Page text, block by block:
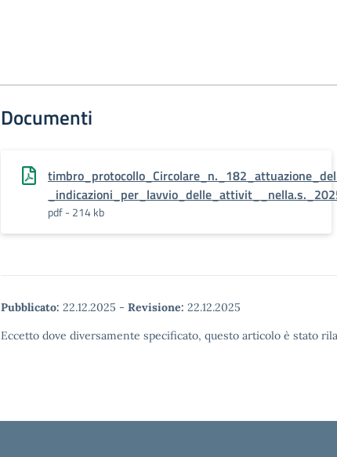
Documenti
pdf - 214 kb
Pubblicato: 22.12.2025 - Revisione: 22.12.2025
Eccetto dove diversamente specificato, questo articolo è stato